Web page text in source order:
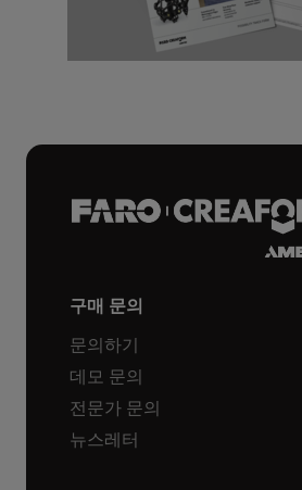
구매 문의
문의하기
데모 문의
전문가 문의
뉴스레터